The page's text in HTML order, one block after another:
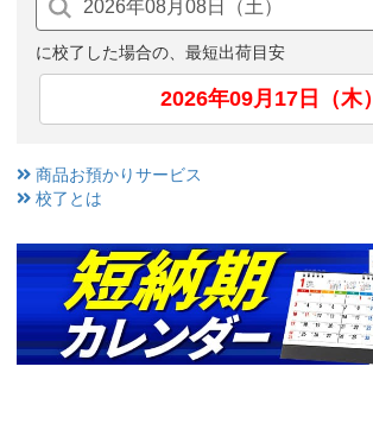
に校了した場合の、最短出荷目安
2026年09月17日（木）
商品お預かりサービス
校了とは